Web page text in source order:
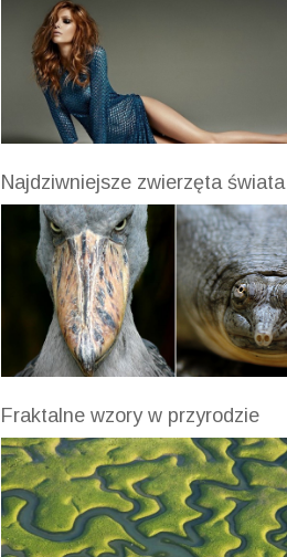
Najdziwniejsze zwierzęta świata
Fraktalne wzory w przyrodzie